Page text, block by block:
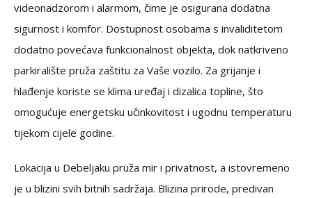
videonadzorom i alarmom, čime je osigurana dodatna
sigurnost i komfor. Dostupnost osobama s invaliditetom
dodatno povećava funkcionalnost objekta, dok natkriveno
parkiralište pruža zaštitu za Vaše vozilo. Za grijanje i
hlađenje koriste se klima uređaj i dizalica topline, što
omogućuje energetsku učinkovitost i ugodnu temperaturu
tijekom cijele godine.
Lokacija u Debeljaku pruža mir i privatnost, a istovremeno
je u blizini svih bitnih sadržaja. Blizina prirode, predivan